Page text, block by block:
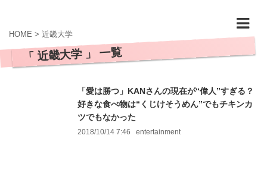
HOME > 近畿大学
「 近畿大学 」 一覧
「愛は勝つ」KANさんの現在が“偉人”すぎる？
好きな食べ物は“くじけそうめん”でもチキンカ
ツでもなかった
2018/10/14 7:46 entertainment